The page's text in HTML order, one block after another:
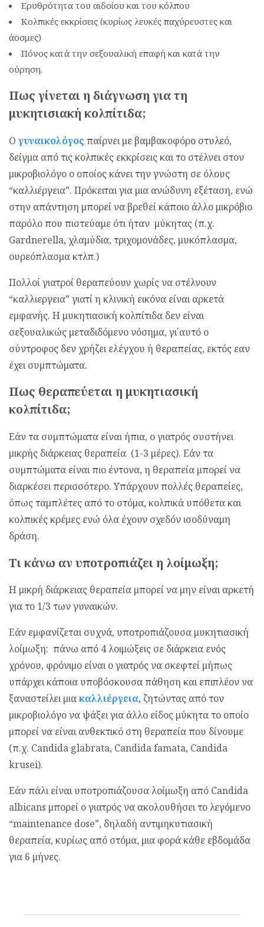
Ερυθρότητα του αιδοίου και του κόλπου
Κολπικές εκκρίσεις (κυρίως λευκές παχύρευστες και
άοσμες)
Πόνος κατά την σεξουαλική επαφή και κατά την
ούρηση.
Πως γίνεται η διάγνωση για τη
μυκητισιακή κολπίτιδα;
Ο γυναικολόγος παίρνει με βαμβακοφόρο στυλεό,
δείγμα από τις κολπικές εκκρίσεις και το στέλνει στον
μικροβιολόγο ο οποίος κάνει την γνώστη σε όλους
“καλλιέργεια”. Πρόκειται για μια ανώδυνη εξέταση, ενώ
στην απάντηση μπορεί να βρεθεί κάποιο άλλο μικρόβιο
παρόλο που πιστεύαμε ότι ήταν μύκητας (π.χ.
Gardnerella, χλαμύδια, τριχομονάδες, μυκόπλασμα,
ουρεόπλασμα κτλπ.)
Πολλοί γιατροί θεραπεύουν χωρίς να στέλνουν
“καλλιεργεια” γιατί η κλινική εικόνα είναι αρκετά
εμφανής. Η μυκητιασική κολπίτιδα δεν είναι
σεξουαλικώς μεταδιδόμενο νόσημα, γι΄αυτό ο
σύντροφος δεν χρήζει ελέγχου ή θεραπείας, εκτός εαν
έχει συμπτώματα.
Πως θεραπεύεται η μυκητιασική
κολπίτιδα;
Εάν τα συμπτώματα είναι ήπια, ο γιατρός συστήνει
μικρής διάρκειας θεραπεία (1-3 μέρες). Εάν τα
συμπτώματα είναι πιο έντονα, η θεραπεία μπορεί να
διαρκέσει περισσότερο. Υπάρχουν πολλές θεραπείες,
όπως ταμπλέτες από το στόμα, κολπικά υπόθετα και
κολπικές κρέμες ενώ όλα έχουν σχεδόν ισοδύναμη
δράση.
Τι κάνω αν υποτροπιάζει η λοίμωξη;
Η μικρή διάρκειας θεραπεία μπορεί να μην είναι αρκετή
για το 1/3 των γυναικών.
Εάν εμφανίζεται συχνά, υποτροπιάζουσα μυκητιασική
λοίμωξη: πάνω από 4 λοιμώξεις σε διάρκεια ενός
χρόνου, φρόνιμο είναι ο γιατρός να σκεφτεί μήπως
υπάρχει κάποια υποβόσκουσα πάθηση και επιπλέον να
ξαναστείλει μια καλλιέργεια, ζητώντας από τον
μικροβιολόγο να ψάξει για άλλο είδος μύκητα το οποίο
μπορεί να είναι ανθεκτικό στη θεραπεία που δίνουμε
(π.χ. Candida glabrata, Candida famata, Candida
krusei).
Εάν πάλι είναι υποτροπιάζουσα λοίμωξη από Candida
albicans μπορεί ο γιατρός να ακολουθήσει το λεγόμενο
“maintenance dose”, δηλαδή αντιμηκυτιασική
θεραπεία, κυρίως από στόμα, μια φορά κάθε εβδομάδα
για 6 μήνες.